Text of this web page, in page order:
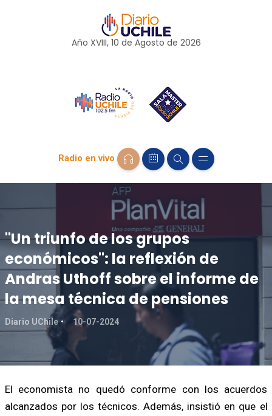
Año XVIII, 10 de Agosto de 2026
Radio en vivo
"Un triunfo de los grupos
económicos": la reflexión de
Andras Uthoff sobre el informe de
la mesa técnica de pensiones
Diario UChile 10-07-2024
El economista no quedó conforme con los acuerdos
alcanzados por los técnicos. Además, insistió en que el